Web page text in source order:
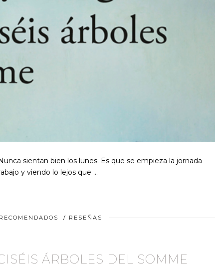
sientan bien los lunes. Es que se empieza la jornada
y viendo lo lejos que …
/ RESEÑAS
ÁRBOLES DEL SOMME